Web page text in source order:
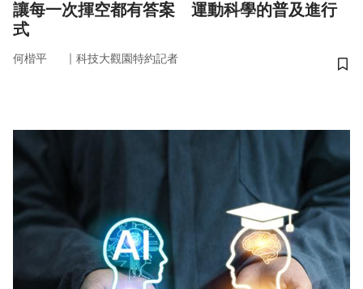
讓每一次揮空都有答案 運動科學的普及進行
式
何楷平 ｜ 科技大觀園特約記者
儲